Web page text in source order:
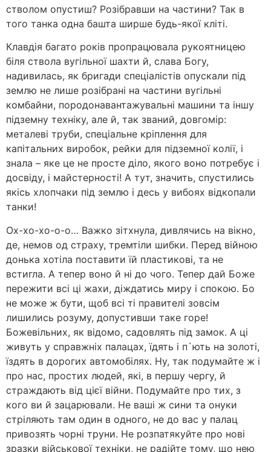
стволом опустиш? Розібравши на частини? Так в
того танка одна башта ширше будь-якої кліті.
Клавдія багато років пропрацювала рукоятницею
біля ствола вугільної шахти й, слава Богу,
надивилась, як бригади спеціалістів опускали під
землю не лише розібрані на частини вугільні
комбайни, породонавантажувальні машини та іншу
підземну техніку, але й, так званий, довгомір:
металеві труби, спеціальне кріплення для
капітальних виробок, рейки для підземної колії, і
знала – яке це не просте діло, якого воно потребує і
досвіду, і майстерності! А тут, значить, спустились
якісь хлопчаки під землю і десь у вибоях відкопали
танки!
Ох-хо-хо-о-о… Важко зітхнула, дивлячись на вікно,
де, немов од страху, тремтіли шибки. Перед війною
донька хотіла поставити їй пластикові, та не
встигла. А тепер воно й ні до чого. Тепер дай Боже
пережити всі ці жахи, діждатись миру і спокою. Бо
не може ж бути, щоб всі ті правителі зовсім
лишились розуму, допустивши таке горе!
Божевільних, як відомо, садовлять під замок. А ці
живуть у справжніх палацах, їдять і п`ють на золоті,
їздять в дорогих автомобілях. Ну, так подумайте ж і
про нас, простих людей, які, в першу чергу, й
страждають від цієї війни. Подумайте про тих, з
кого ви й зацарювали. Не ваші ж сини та онуки
стріляють там один в одного, не до вас у палац
привозять чорні труни. Не розпатякуйте про нові
зразки військової техніки, не радійте тому, що нею